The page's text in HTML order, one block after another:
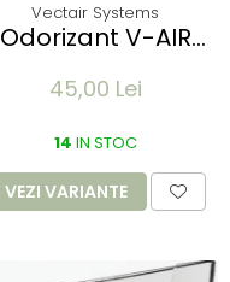
Vectair Systems
Odorizant V-AIR
WISTERIA
45,00 Lei
14 IN STOC
VEZI VARIANTE